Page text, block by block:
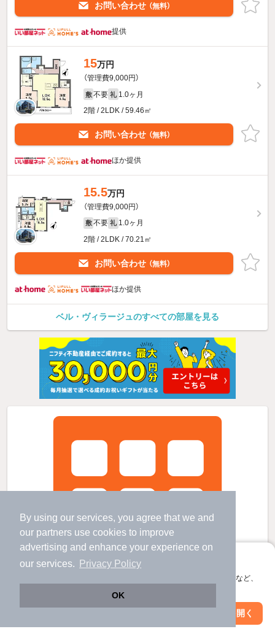
By using our services, you agree that we and
our partners use cookies to improve
advertising and enhance your experience on
our services.
Privacy Policy
OK
アプリに切り替えて、サクサクお部屋探し
会員登録なしですぐ使える。マップ検索やお気に入り保存など、
アプリを開く
お問い合わせ （無料）
提供
15万円
（管理費9,000円）
敷 不要 礼 1.0ヶ月
2階 / 2LDK / 59.46㎡
お問い合わせ （無料）
ほか提供
15.5万円
（管理費9,000円）
敷 不要 礼 1.0ヶ月
2階 / 2LDK / 70.21㎡
お問い合わせ （無料）
ほか提供
ベル・ヴィラージュのすべての部屋を見る
絞り込み条件を変更